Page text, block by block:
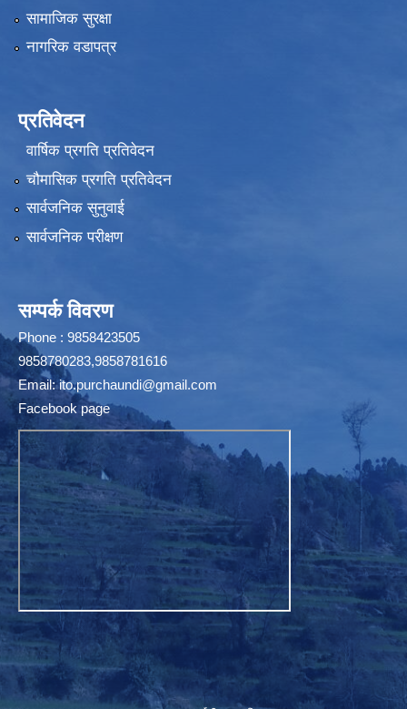
सामाजिक सुरक्षा
नागरिक वडापत्र
प्रतिवेदन
वार्षिक प्रगति प्रतिवेदन
चौमासिक प्रगति प्रतिवेदन
सार्वजनिक सुनुवाई
सार्वजनिक परीक्षण
सम्पर्क विवरण
Phone : 9858423505
9858780283,9858781616
Email:ito.purchaundi@gmail.com
Facebook page